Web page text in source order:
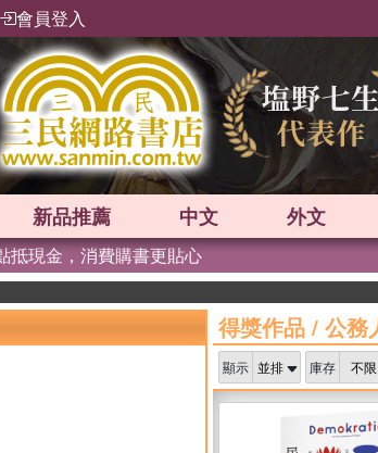
會員登入
新品推薦 中文 外文
抵現金，消費購書更貼心
英國
得獎作品 / 公務
顯示 庫存